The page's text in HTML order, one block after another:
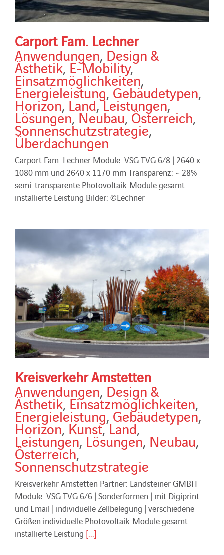
Carport Fam. Lechner
Anwendungen, Design &
Ästhetik,E-Mobility,
Einsatzmöglichkeiten,
Energieleistung,Gebäudetypen,
Horizon,Land,Leistungen,
Lösungen,Neubau,Österreich,
Sonnenschutzstrategie,
Überdachungen
Carport Fam. Lechner Module: VSG TVG 6/8 | 2640 x
1080 mm und 2640 x 1170 mm Transparenz: ~ 28%
semi-transparente Photovoltaik-Module gesamt
installierte Leistung Bilder: ©Lechner
Kreisverkehr Amstetten
Anwendungen, Design &
Ästhetik,Einsatzmöglichkeiten,
Energieleistung,Gebäudetypen,
Horizon,Kunst,Land,
Leistungen,Lösungen, Neubau,
Österreich,
Sonnenschutzstrategie
Kreisverkehr Amstetten Partner: Landsteiner GMBH
Module: VSG TVG 6/6 | Sonderformen | mit Digiprint
und Email | individuelle Zellbelegung | verschiedene
Größen individuelle Photovoltaik-Module gesamt
installierte Leistung [...]